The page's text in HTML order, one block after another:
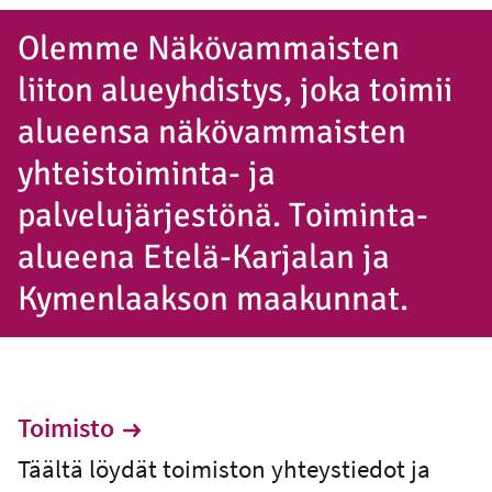
Olemme Näkövammaisten
liiton alueyhdistys, joka toimii
alueensa näkövammaisten
yhteistoiminta- ja
palvelujärjestönä. Toiminta-
alueena Etelä-Karjalan ja
Kymenlaakson maakunnat.
Toimisto
Täältä löydät toimiston yhteystiedot ja